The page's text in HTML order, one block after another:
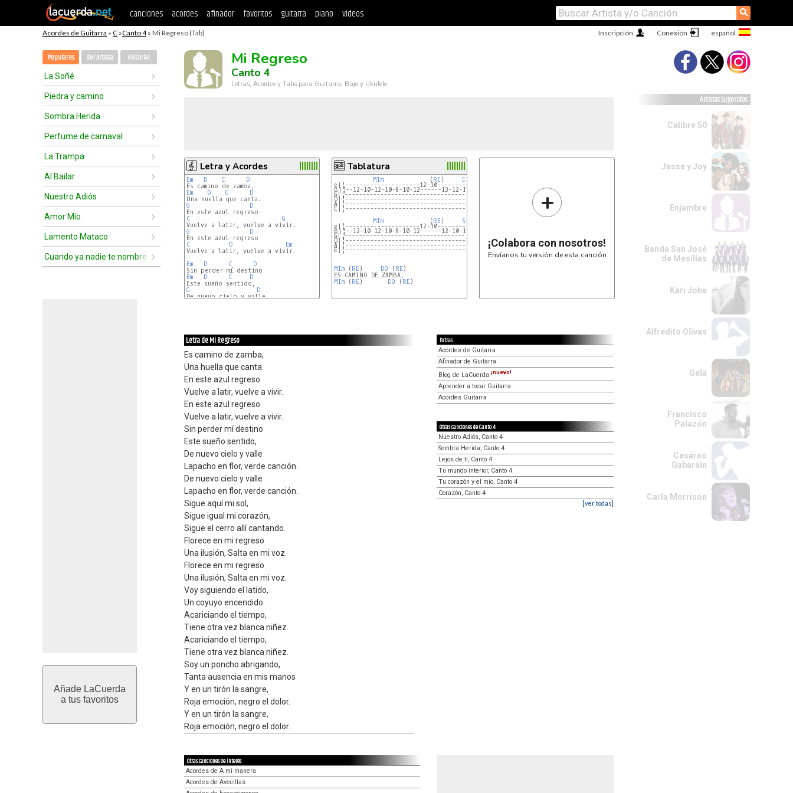
canciones acordes afinador favoritos guitarra piano videos ⚲
Acordes de Guitarra » C »Canto 4» Mi Regreso (Tab) Conexión
Inscripción
Populares del Artista Historial
La Soñé
Piedra y camino
Sombra Herida
Perfume de carnaval
La Trampa
Al Bailar
Nuestro Adiós
Amor Mío
Lamento Mataco
Cuando ya nadie te nombre
Añade LaCuerda
a tus favoritos
Mi Regreso
Canto 4
Letras, Acordes y Tabs para Guitarra, Bajo y Ukulele
Letra y Acordes
Em D C
D
Em
D C
D
G
D
C
G
G
D
C
D
Em
Vuelve a latir, vuelve a vivir.
Em
D C
D
Em
D C
D
G
D
Tablatura
MIm
             (
RE) DO
e|¦---------------------12-10------------------------------¦|
B|¦--12-10-12-10-8-10-12------13-12-13-12-10-12-13-12-10---¦|
G|¦--------------------------------------------------------¦|
D|¦--------------------------------------------------------¦|
A|¦--------------------------------------------------------¦|
E|¦--------------------------------------------------------¦|
MIm
             (
RE) SI7
e|¦---------------------12-10------------------------------¦|
B|¦--12-10-12-10-8-10-12------12-10-12-16-14-16-17-16-17---¦|
G|¦--------------------------------------------------------¦|
D|¦--------------------------------------------------------¦|
A|¦--------------------------------------------------------¦|
E|¦--------------------------------------------------------¦|
MIm ( RE) DO ( RE)
MIm ( RE) DO ( RE
+
¡Colabora con nosotros!
Envíanos tu versión de esta canción
Letra de Mi Regreso
Es camino de zamba,
Una huella que canta.
En este azul regreso
Vuelve a latir, vuelve a vivir.
En este azul regreso
Vuelve a latir, vuelve a vivir.
Sin perder mí destino
Este sueño sentido,
De nuevo cielo y valle
Lapacho en flor, verde canción.
De nuevo cielo y valle
Lapacho en flor, verde canción.
Sigue aquí mi sol,
Sigue igual mi corazón,
Sigue el cerro allí cantando.
Florece en mi regreso
Una ilusión, Salta en mi voz.
Florece en mi regreso
Una ilusión, Salta en mi voz.
Voy siguiendo el latido,
Un coyuyo encendido.
Acariciando el tiempo,
Tiene otra vez blanca niñez.
Acariciando el tiempo,
Tiene otra vez blanca niñez.
Soy un poncho abrigando,
Tanta ausencia en mis manos
Y en un tirón la sangre,
Roja emoción, negro el dolor.
Y en un tirón la sangre,
Roja emoción, negro el dolor.
Extras
Acordes de Guitarra
Afinador de Guitarra
Blog de LaCuerda ¡nuevo!
Aprender a tocar Guitarra
Acordes Guitarra
Otras canciones de Canto 4
Nuestro Adiós, Canto 4
Sombra Herida, Canto 4
Lejos de ti, Canto 4
Tu mundo interior, Canto 4
Tu corazón y el mío, Canto 4
Corazón, Canto 4
[ver todas]
Otras canciones de interés
Acordes de A mi manera
Acordes de Avecillas
Artistas Sugeridos
Calibre 50
Jesse y Joy
Enjambre
Banda San José
de Mesillas
Kari Jobe
Alfredito Olivas
Gela
Francisco
Palazón
Cesáreo
Gabaráin
Carla Morrison